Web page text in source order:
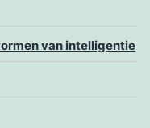
van intelligentie